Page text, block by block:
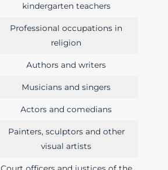
kindergarten teachers
Professional occupations in
religion
Authors and writers
Musicians and singers
Actors and comedians
Painters, sculptors and other
visual artists